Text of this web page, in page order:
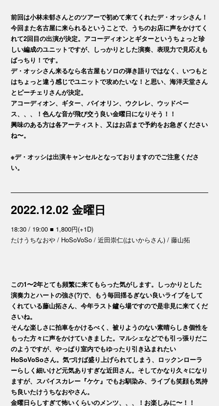
前回は小林未郁さんとのツアーで初めて来てくれたデ・オッシさん！
今回また名古屋に来られるということで、うちのお店に声をかけてく
れて2回目の出演が決定。アコーディオンとギターというちょっと珍
しい編成のユニットですが、しっかりとした演奏、表現力で見応えも
ばっちり！です。
デ・オッシさん来るなら名古屋もソロの弾き語りではなく、いつもと
はちょっと違う感じでユニットで攻めたいな！と思い、海洋天堂さん
とピーチェリさんが決定。
アコーディオン、ギター、バイオリン、ウクレレ、ウッドベー
ス、、、！色んな音が飛び交う良い金曜日になりそう！！
興味のある方は各アーティスト、又はお店まで予約をお急ぎください
ね〜。
※デ・オッシは出演キャンセルとなっておりますのでご注意くださ
い。
2022.12.02 金曜日
18:30 / 19:00 ■ 1,800円(+1D)
たけうちなおや / HoSoVoSo / 近田崇仁(はいからさん) / 藤山拓
この1〜2年とても頻繁に来てもらった気がします。しっかりとした
演奏力とハートの強さ(?)で、もう毎回揺るぎない良いライブをして
くれている藤山拓さん、今年ラスト鑪ら場ですので是非見に来てくだ
さいね。
そんな楽しさに拍車をかけるべく、被りようのない素晴らしき個性を
もった方々に声をかけていきました。マルシェなどでも引っ張りだこ
のようですが、やっぱり室内でもゆったり引き込まれたい
HoSoVoSoさん。気づけば盛り上げられてしまう、ロックンローラ
ーらしく細いけど元気ありすぎな近田さん。そしてかなり久々になり
ますが、スパイスカレー『ケケ』でもお馴染み、ライブも笑顔も気持
ち良いたけうちなおやさん。
金曜日らしすぎて怖いくらいのメンツ、、、！お楽しみに〜！！